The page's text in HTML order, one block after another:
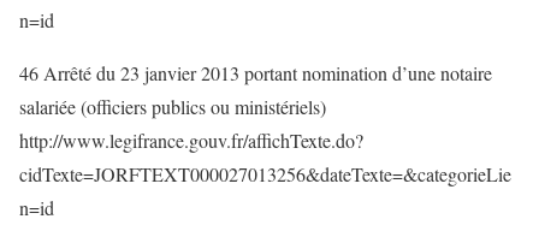
n=id
46 Arrêté du 23 janvier 2013 portant nomination d’une notaire
salariée (officiers publics ou ministériels)
http://www.legifrance.gouv.fr/affichTexte.do?
cidTexte=JORFTEXT000027013256&dateTexte=&categorieLie
n=id